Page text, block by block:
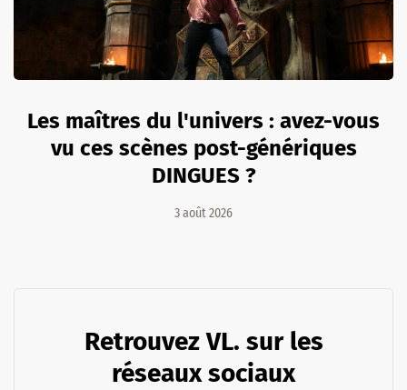
Les maîtres du l'univers : avez-vous
vu ces scènes post-génériques
DINGUES ?
3 août 2026
Retrouvez VL. sur les
réseaux sociaux